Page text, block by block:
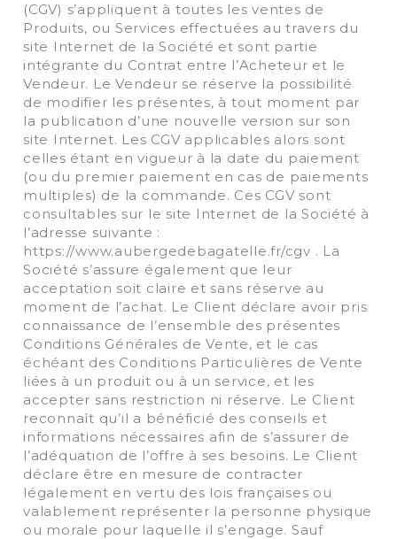
(CGV) s’appliquent à toutes les ventes de
Produits, ou Services effectuées au travers du
site Internet de la Société et sont partie
intégrante du Contrat entre l’Acheteur et le
Vendeur. Le Vendeur se réserve la possibilité
de modifier les présentes, à tout moment par
la publication d’une nouvelle version sur son
site Internet. Les CGV applicables alors sont
celles étant en vigueur à la date du paiement
(ou du premier paiement en cas de paiements
multiples) de la commande. Ces CGV sont
consultables sur le site Internet de la Société à
l’adresse suivante :
https://www.aubergedebagatelle.fr/cgv . La
Société s’assure également que leur
acceptation soit claire et sans réserve au
moment de l’achat. Le Client déclare avoir pris
connaissance de l’ensemble des présentes
Conditions Générales de Vente, et le cas
échéant des Conditions Particulières de Vente
liées à un produit ou à un service, et les
accepter sans restriction ni réserve. Le Client
reconnaît qu’il a bénéficié des conseils et
informations nécessaires afin de s’assurer de
l’adéquation de l’offre à ses besoins. Le Client
déclare être en mesure de contracter
légalement en vertu des lois françaises ou
valablement représenter la personne physique
ou morale pour laquelle il s’engage. Sauf